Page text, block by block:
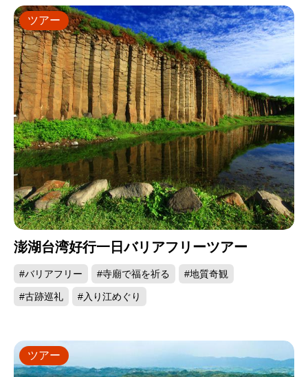
澎湖台湾好行一日バリアフリーツアー
#バリアフリー #寺廟で福を祈る #地質奇観
#古跡巡礼 #入り江めぐり
ツアー
ツアー